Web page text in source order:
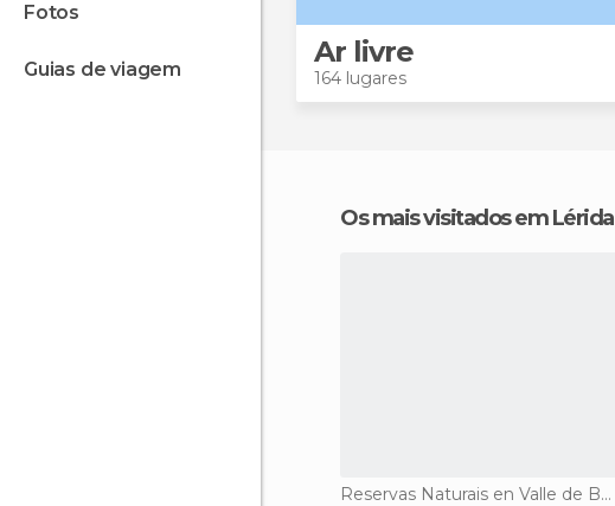
fotos
guias de viagem
Ar livre
164 lugares
Os mais visitados em Lérida
Reservas Naturais en Valle de Bohí